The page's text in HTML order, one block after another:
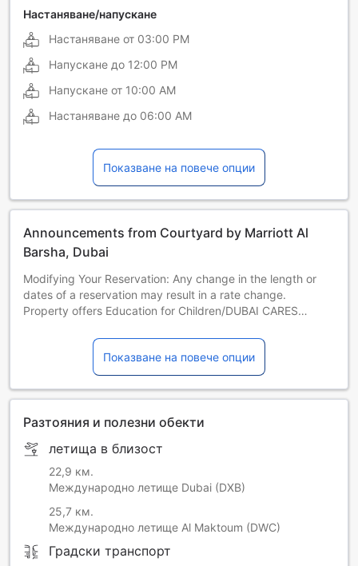
Настаняване/напускане
Настаняване от 03:00 PM
Напускане до 12:00 PM
Напускане от 10:00 AM
Настаняване до 06:00 AM
Показване на повече опции
Announcements from Courtyard by Marriott Al
Barsha, Dubai
Modifying Your Reservation: Any change in the length or
dates of a reservation may result in a rate change.
Property offers Education for Children/DUBAI CARES
Показване на повече опции
Разтояния и полезни обекти
летища в близост
22,9 км.
Международно летище Dubai (DXB)
25,7 км.
Международно летище Al Maktoum (DWC)
Градски транспорт